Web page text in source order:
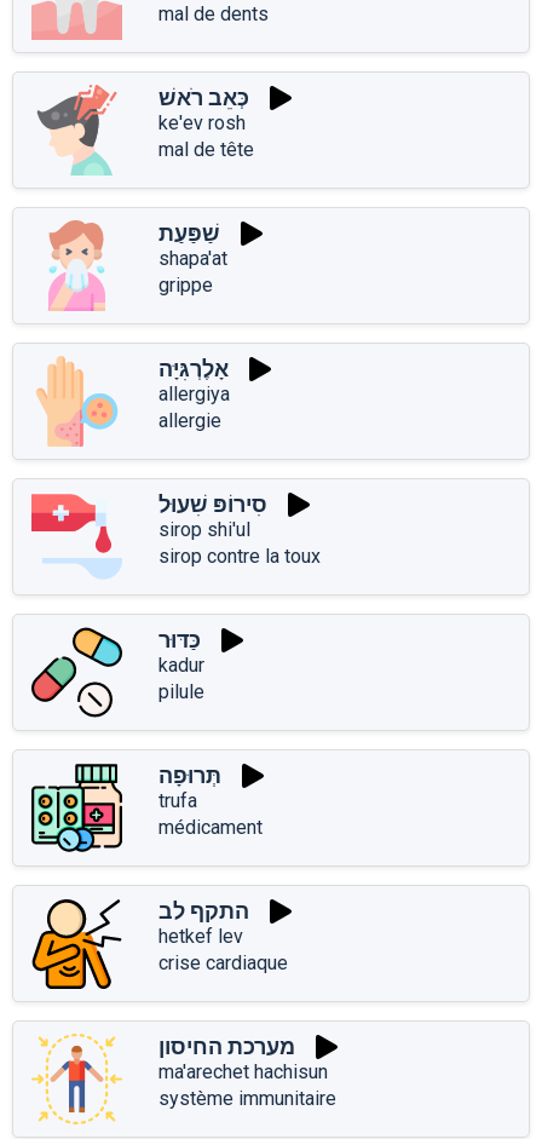
mal de dents
כְּאֵב רֹאשׁ
ke'ev rosh
mal de tête
שַׁפַּעַת
shapa'at
grippe
אָלֶרְגִּיָּה
allergiya
allergie
סִירוֹפּ שִׁעוּל
sirop shi'ul
sirop contre la toux
כַּדּוּר
kadur
pilule
תְּרוּפָה
trufa
médicament
התקף לב
hetkef lev
crise cardiaque
מערכת החיסון
ma'arechet hachisun
système immunitaire